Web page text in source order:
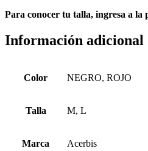
Para conocer tu talla, ingresa a la
Información adicional
Color NEGRO, ROJO
Talla M, L
Marca Acerbis